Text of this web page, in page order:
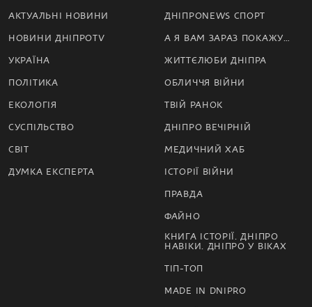
АКТУАЛЬНІ НОВИНИ
НОВИНИ ДНІПРОTV
УКРАЇНА
ПОЛІТИКА
ЕКОЛОГІЯ
СУСПІЛЬСТВО
СВІТ
ДУМКА ЕКСПЕРТА
ДНІПРОNEWS СПОРТ
А Я ВАМ ЗАРАЗ ПОКАЖУ…
ЖИТТЄЛЮБИ ДНІПРА
ОБЛИЧЧЯ ВІЙНИ
ТВІЙ РАНОК
ДНІПРО ВЕЧІРНІЙ
МЕДИЧНИЙ ХАБ
ІСТОРІЇ ВІЙНИ
ПРАВДА
ФАЙНО
КНИГА ІСТОРІЇ. ДНІПРО
НАВІКИ. ДНІПРО У ВІКАХ
ТІП-ТОП
MADE IN DNIPRO